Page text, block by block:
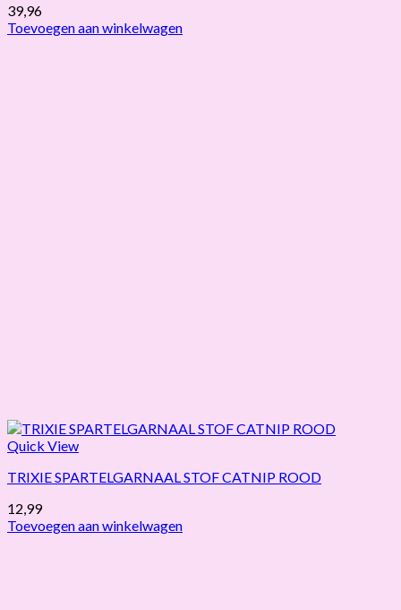
39,96
Toevoegen aan winkelwagen
Quick View
TRIXIE SPARTELGARNAAL STOF CATNIP ROOD
12,99
Toevoegen aan winkelwagen